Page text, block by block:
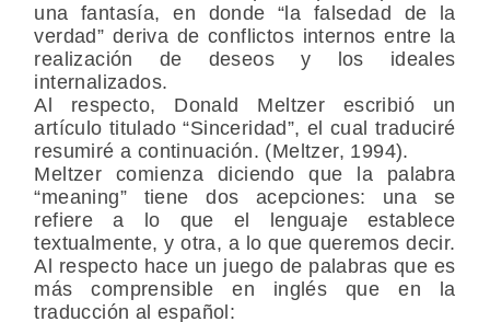
una fantasía, en donde “la falsedad de la
verdad” deriva de conflictos internos entre la
realización de deseos y los ideales
internalizados.
Al respecto, Donald Meltzer escribió un
artículo titulado “Sinceridad”, el cual traduciré
resumiré a continuación. (Meltzer, 1994).
Meltzer comienza diciendo que la palabra
“meaning” tiene dos acepciones: una se
refiere a lo que el lenguaje establece
textualmente, y otra, a lo que queremos decir.
Al respecto hace un juego de palabras que es
más comprensible en inglés que en la
traducción al español: